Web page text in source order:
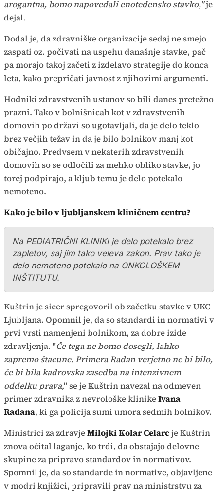
arogantna, bomo napovedali enotedensko stavko,"je
dejal.
Dodal je, da zdravniške organizacije sedaj ne smejo
zaspati oz. počivati na uspehu današnje stavke, pač
pa morajo takoj začeti z izdelavo strategije do konca
leta, kako prepričati javnost z njihovimi argumenti.
Hodniki zdravstvenih ustanov so bili danes pretežno
prazni. Tako v bolnišnicah kot v zdravstvenih
domovih po državi so ugotavljali, da je delo teklo
brez večjih težav in da je bilo bolnikov manj kot
običajno. Predvsem v nekaterih zdravstvenih
domovih so se odločili za mehko obliko stavke, jo
torej podpirajo, a kljub temu je delo potekalo
nemoteno.
Kako je bilo v ljubljanskem kliničnem centru?
Na PEDIATRIČNI KLINIKI je delo potekalo brez
zapletov, saj jim tako veleva zakon. Prav tako je
delo nemoteno potekalo na ONKOLOŠKEM
INŠTITUTU.
Kuštrin je sicer spregovoril ob začetku stavke v UKC
Ljubljana. Opomnil je, da so standardi in normativi v
prvi vrsti namenjeni bolnikom, za dobre izide
zdravljenja. "Če tega ne bomo dosegli, lahko
zapremo štacune. Primera Radan verjetno ne bi bilo,
če bi bila kadrovska zasedba na intenzivnem
oddelku prava," se je Kuštrin navezal na odmeven
primer zdravnika z nevrološke klinikeIvana
Radana, ki ga policija sumi umora sedmih bolnikov.
Ministrici za zdravjeMilojki Kolar Celarcje Kuštrin
znova očital laganje, ko trdi, da obstajajo delovne
skupine za pripravo standardov in normativov.
Spomnil je, da so standarde in normative, objavljene
v modri knjižici, pripravili prav na ministrstvu za